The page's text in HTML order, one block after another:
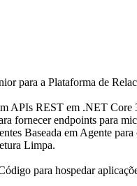
para a Plataforma de
APIs REST em .NET
fornecer endpoints para
Baseada em Agente
Limpa.
para hospedar